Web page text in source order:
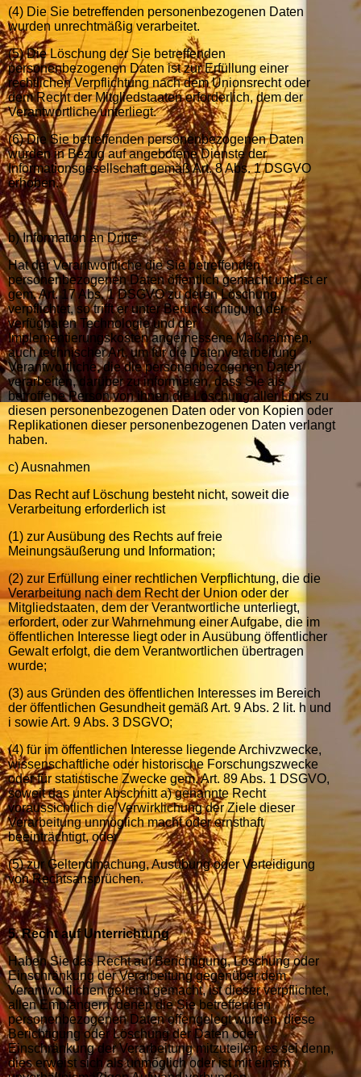
(4) Die Sie betreffenden personenbezogenen Daten
wurden unrechtmäßig verarbeitet.
(5) Die Löschung der Sie betreffenden
personenbezogenen Daten ist zur Erfüllung einer
rechtlichen Verpflichtung nach dem Unionsrecht oder
dem Recht der Mitgliedstaaten erforderlich, dem der
Verantwortliche unterliegt.
(6) Die Sie betreffenden personenbezogenen Daten
wurden in Bezug auf angebotene Dienste der
Informationsgesellschaft gemäß Art. 8 Abs. 1 DSGVO
erhoben.
b) Information an Dritte
Hat der Verantwortliche die Sie betreffenden
personenbezogenen Daten öffentlich gemacht und ist er
gem. Art. 17 Abs. 1 DSGVO zu deren Löschung
verpflichtet, so trifft er unter Berücksichtigung der
verfügbaren Technologie und der
Implementierungskosten angemessene Maßnahmen,
auch technischer Art, um für die Datenverarbeitung
Verantwortliche, die die personenbezogenen Daten
verarbeiten, darüber zu informieren, dass Sie als
betroffene Person von ihnen die Löschung aller Links zu
diesen personenbezogenen Daten oder von Kopien oder
Replikationen dieser personenbezogenen Daten verlangt
haben.
c) Ausnahmen
Das Recht auf Löschung besteht nicht, soweit die
Verarbeitung erforderlich ist
(1) zur Ausübung des Rechts auf freie
Meinungsäußerung und Information;
(2) zur Erfüllung einer rechtlichen Verpflichtung, die die
Verarbeitung nach dem Recht der Union oder der
Mitgliedstaaten, dem der Verantwortliche unterliegt,
erfordert, oder zur Wahrnehmung einer Aufgabe, die im
öffentlichen Interesse liegt oder in Ausübung öffentlicher
Gewalt erfolgt, die dem Verantwortlichen übertragen
wurde;
(3) aus Gründen des öffentlichen Interesses im Bereich
der öffentlichen Gesundheit gemäß Art. 9 Abs. 2 lit. h und
i sowie Art. 9 Abs. 3 DSGVO;
(4) für im öffentlichen Interesse liegende Archivzwecke,
wissenschaftliche oder historische Forschungszwecke
oder für statistische Zwecke gem. Art. 89 Abs. 1 DSGVO,
soweit das unter Abschnitt a) genannte Recht
voraussichtlich die Verwirklichung der Ziele dieser
Verarbeitung unmöglich macht oder ernsthaft
beeinträchtigt, oder
(5) zur Geltendmachung, Ausübung oder Verteidigung
von Rechtsansprüchen.
5. Recht auf Unterrichtung
Haben Sie das Recht auf Berichtigung, Löschung oder
Einschränkung der Verarbeitung gegenüber dem
Verantwortlichen geltend gemacht, ist dieser verpflichtet,
allen Empfängern, denen die Sie betreffenden
personenbezogenen Daten offengelegt wurden, diese
Berichtigung oder Löschung der Daten oder
Einschränkung der Verarbeitung mitzuteilen, es sei denn,
dies erweist sich als unmöglich oder ist mit einem